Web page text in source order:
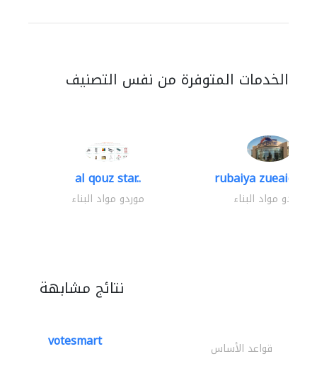
الخدمات المتوفرة من نفس التصنيف
al qouz star..
موردو مواد البناء
rubaiya zueaid
موردو مواد البناء
نتائج مشابهة
votesmart قواعد الأساس